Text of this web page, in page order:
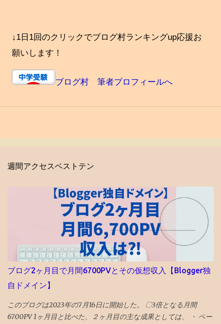
↓1日1回のクリックでブログ村ランキングup応援お
願いします！
ブログ村 筆者プロフィールへ
週間アクセスベストテン
ブログ2ヶ月目で月間6700PVとその仮想収入【Blogger独
自ドメイン】
このブログは2023年の7月16日に開始した。 〇3倍となる月間
6700PV 1ヶ月目と比べた、２ヶ月目の主な成果としては、 ・ ペー